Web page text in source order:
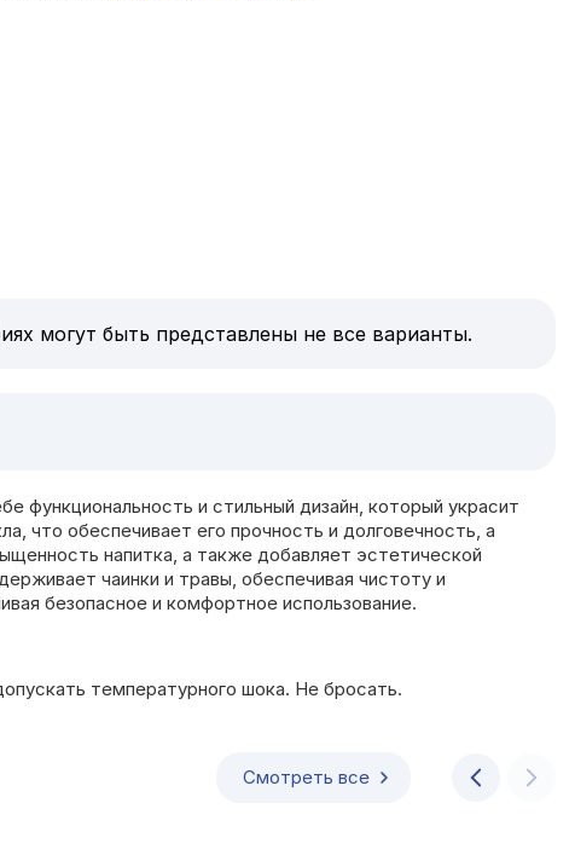
могут быть представлены не все варианты.
функциональность и стильный дизайн, который украсит
что обеспечивает его прочность и долговечность, а
напитка, а также добавляет эстетической
чаинки и травы, обеспечивая чистоту и
безопасное и комфортное использование.
температурного шока. Не бросать.
Смотреть все